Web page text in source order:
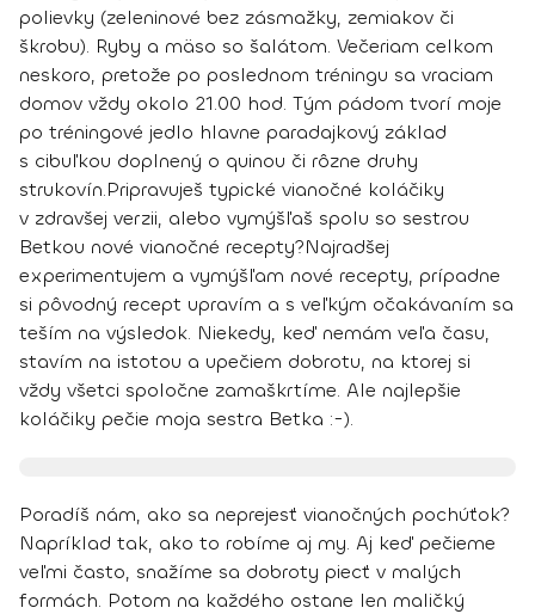
polievky (zeleninové bez zásmažky, zemiakov či
škrobu). Ryby a mäso so šalátom. Večeriam celkom
neskoro, pretože po poslednom tréningu sa vraciam
domov vždy okolo 21.00 hod. Tým pádom tvorí moje
po tréningové jedlo hlavne paradajkový základ
s cibuľkou doplnený o quinou či rôzne druhy
strukovín.Pripravuješ typické vianočné koláčiky
v zdravšej verzii, alebo vymýšľaš spolu so sestrou
Betkou nové vianočné recepty?Najradšej
experimentujem a vymýšľam nové recepty, prípadne
si pôvodný recept upravím a s veľkým očakávaním sa
teším na výsledok. Niekedy, keď nemám veľa času,
stavím na istotou a upečiem dobrotu, na ktorej si
vždy všetci spoločne zamaškrtíme. Ale najlepšie
koláčiky pečie moja sestra Betka :-).
Poradíš nám, ako sa neprejesť vianočných pochúťok?
Napríklad tak, ako to robíme aj my. Aj keď pečieme
veľmi často, snažíme sa dobroty piecť v malých
formách. Potom na každého ostane len maličký